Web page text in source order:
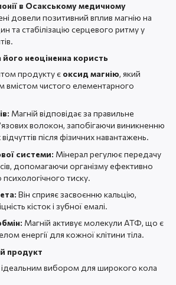
в Осакському медичному
довели позитивний вплив магнію на
та стабілізацію серцевого ритму у
неоціненна користь
продукту є оксид магнію, який
вмістом чистого елементарного
Магній відповідає за правильне
волокон, запобігаючи виникненню
після фізичних навантажень.
системи: Мінерал регулює передачу
допомагаючи організму ефективно
тиску.
Він сприяє засвоєнню кальцію,
кісток і зубної емалі.
Магній активує молекули АТФ, що є
енергії для кожної клітини тіла.
продукт
вибором для широкого кола